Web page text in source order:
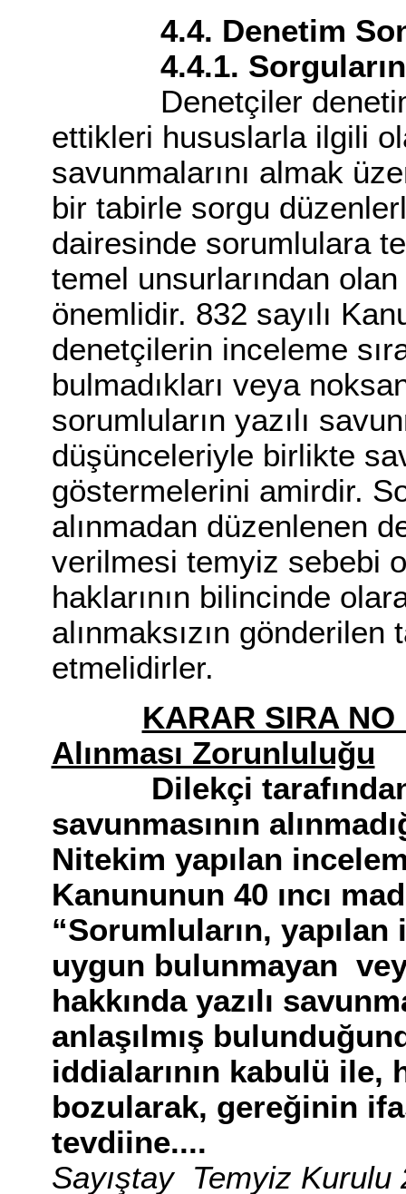
4.4. Denetim
4.4.1. Sorguların
Denetçiler
ettikleri hususlarla ilgili
savunmalarını almak
bir tabirle sorgu
dairesinde sorumlulara
temel unsurlarından
önemlidir. 832 sayılı
denetçilerin inceleme
bulmadıkları veya
sorumluların yazılı
düşünceleriyle birlikte
göstermelerini amirdir.
alınmadan düzenlenen
verilmesi temyiz sebebi
haklarının bilincinde
alınmaksızın
etmelidirler.
KARAR SIRA
Alınması Zorunluluğu
Dilekçi tarafından
savunmasının
Nitekim yapılan
Kanununun 40 ıncı
“Sorumluların,
uygun bulunmayan
hakkında yazılı
anlaşılmış
iddialarının kabulü ile,
bozularak, gereğinin
tevdiine....
Sayıştay Temyiz Kurulu